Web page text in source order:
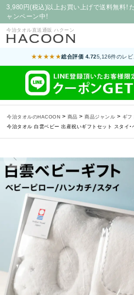
3,980円(税込)以上お買い上げで送料無料！
ャンペーン中！
今治タオル直送通販 ハクーン
★★★★★総合評価 4.725,126件のレビ
今治タオルのHACOON > 商品 > 商品ジャンル > ギフ
今治タオル 白雲ベビー 出産祝いギフトセット スタイ